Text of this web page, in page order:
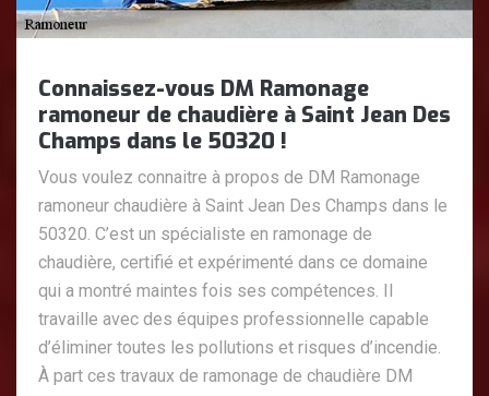
Connaissez-vous DM Ramonage
ramoneur de chaudière à Saint Jean Des
Champs dans le 50320 !
Vous voulez connaitre à propos de DM Ramonage
ramoneur chaudière à Saint Jean Des Champs dans le
50320. C’est un spécialiste en ramonage de
chaudière, certifié et expérimenté dans ce domaine
qui a montré maintes fois ses compétences. Il
travaille avec des équipes professionnelle capable
d’éliminer toutes les pollutions et risques d’incendie.
À part ces travaux de ramonage de chaudière DM